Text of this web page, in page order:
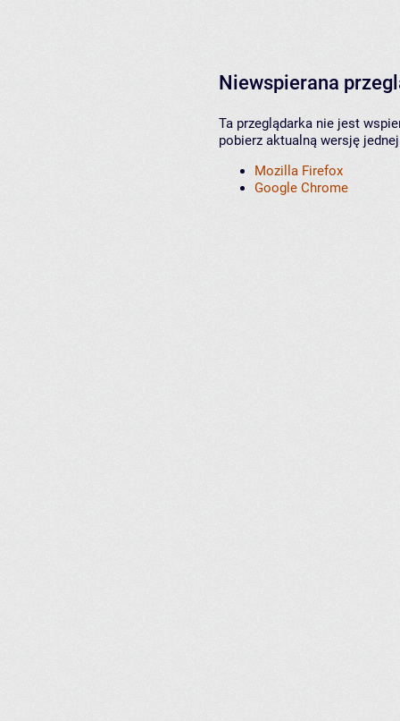
Niewspierana
Ta przeglądarka nie jest
pobierz aktualną wersję
Mozilla Firefox
Google Chrome